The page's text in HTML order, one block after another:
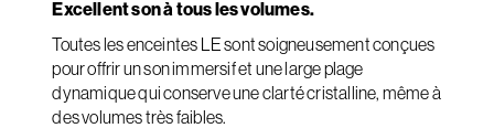
Excellent son à tous les volumes.
Toutes les enceintes LE sont soigneusement conçues
pour offrir un son immersif et une large plage
dynamique qui conserve une clarté cristalline, même à
des volumes très faibles.